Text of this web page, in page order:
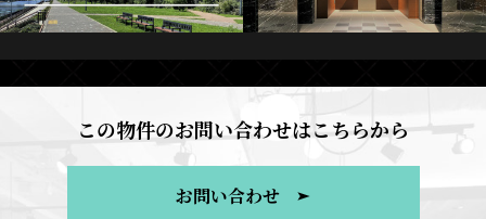
この物件のお問い合わせはこちらから
お問い合わせ